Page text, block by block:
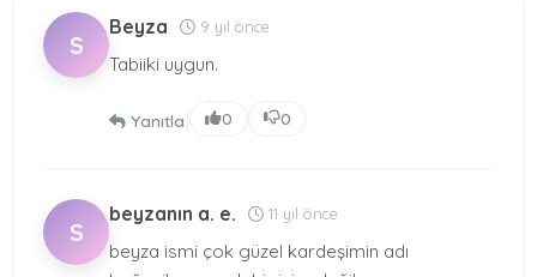
S
Beyza 9 yıl önce
Tabiiki uygun.
Yanıtla 0 0
S
beyzanın a. e. 11 yıl önce
beyza ismi çok güzel kardeşimin adı